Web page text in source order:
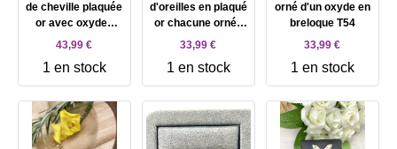
de cheville plaquée
or avec oxydes
verts et blancs
43,99 €
1 en stock
d'oreilles en plaqué
or chacune ornée
de 2 perles de
coquillage
pendants
33,99 €
1 en stock
orné d'un oxyde en
breloque T54
33,99 €
1 en stock